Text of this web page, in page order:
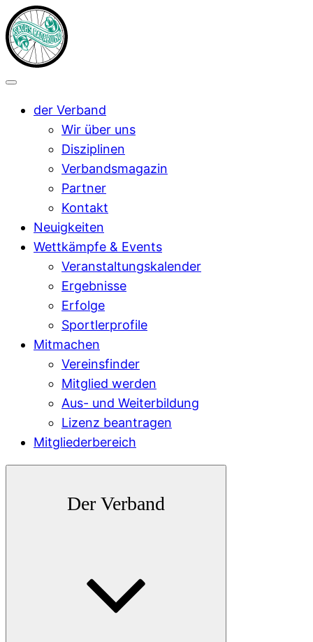
der Verband
Wir über uns
Disziplinen
Verbandsmagazin
Partner
Kontakt
Neuigkeiten
Wettkämpfe & Events
Veranstaltungskalender
Ergebnisse
Erfolge
Sportlerprofile
Mitmachen
Vereinsfinder
Mitglied werden
Aus- und Weiterbildung
Lizenz beantragen
Mitgliederbereich
Der Verband